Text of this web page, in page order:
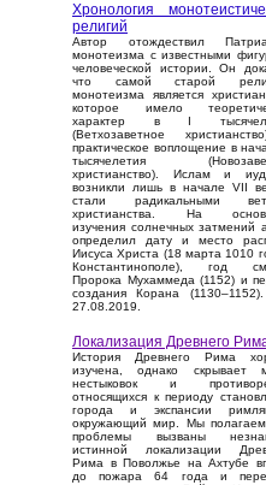
Хронология
религий
Автор отождествил
монотеизма с известными
человеческой истории. Он
что самой старой
монотеизма является
которое имело
характер в I
(Ветхозаветное
практическое воплощение в
тысячелетия
христианство). Ислам и
возникли лишь в начале VII
стали радикальными
христианства. На
изучения солнечных затмений
определил дату и место
Иисуса Христа (18 марта 1010
Константинополе), год
Пророка Мухаммеда (1152) и
создания Корана
27.08.2019.
Локализация Древнего
История Древнего Рима
изучена, однако скрывает
нестыковок и
относящихся к периоду
города и экспансии
окружающий мир. Мы
проблемы вызваны
истинной локализации
Рима в Поволжье на Ахтубе
до пожара 64 года и